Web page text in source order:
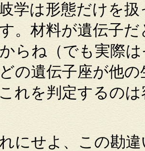
学は形態だけを
。材料が遺伝子
らね（でも実際
の遺伝子座が他
れを判定するの
にせよ、この勘違